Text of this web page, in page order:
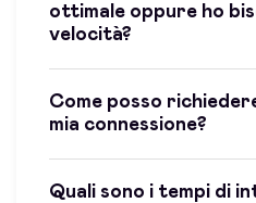
ottimale oppure ho
velocità?
Come posso
mia connessione?
Quali sono i tempi di